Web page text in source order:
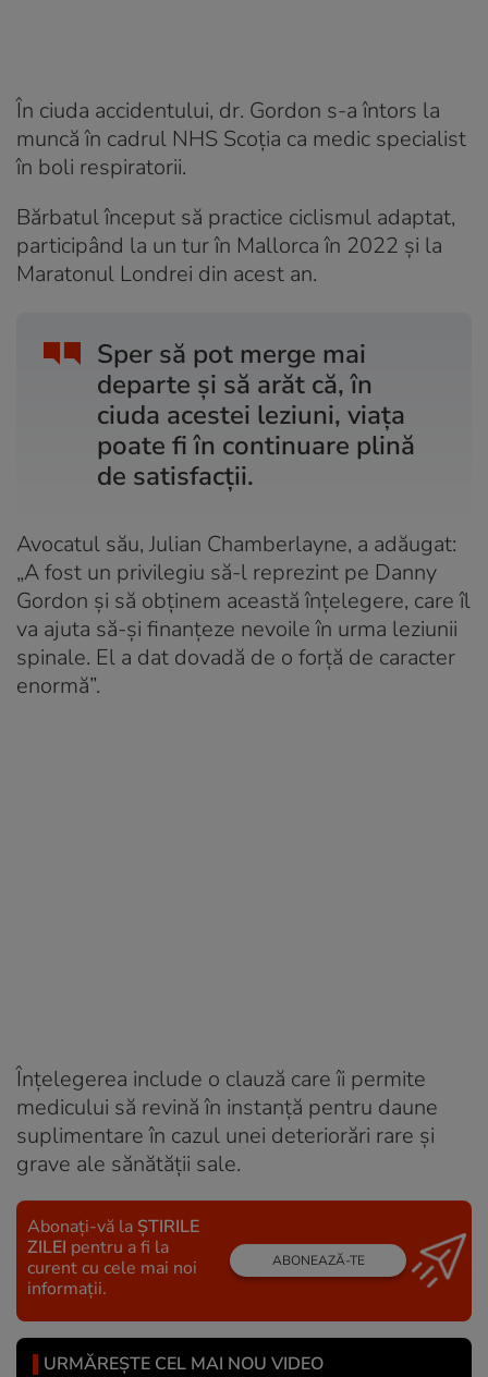
În ciuda accidentului, dr. Gordon s-a întors la
muncă în cadrul NHS Scoția ca medic specialist
în boli respiratorii.
Bărbatul început să practice ciclismul adaptat,
participând la un tur în Mallorca în 2022 și la
Maratonul Londrei din acest an.
Sper să pot merge mai
departe și să arăt că, în
ciuda acestei leziuni, viața
poate fi în continuare plină
de satisfacții.
Avocatul său, Julian Chamberlayne, a adăugat:
„A fost un privilegiu să-l reprezint pe Danny
Gordon și să obținem această înțelegere, care îl
va ajuta să-și finanțeze nevoile în urma leziunii
spinale. El a dat dovadă de o forță de caracter
enormă”.
Înțelegerea include o clauză care îi permite
medicului să revină în instanță pentru daune
suplimentare în cazul unei deteriorări rare și
grave ale sănătății sale.
Abonați-vă la ȘTIRILE
ZILEI pentru a fi la
curent cu cele mai noi
informații.
ABONEAZĂ-TE
URMĂREȘTE CEL MAI NOU VIDEO